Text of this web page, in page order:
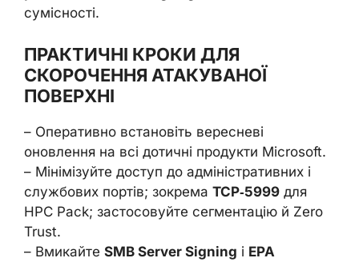
сумісності.
ПРАКТИЧНІ КРОКИ ДЛЯ
СКОРОЧЕННЯ АТАКУВАНОЇ
ПОВЕРХНІ
– Оперативно встановіть вересневі
оновлення на всі дотичні продукти Microsoft.
– Мінімізуйте доступ до адміністративних і
службових портів; зокрема TCP‑5999 для
HPC Pack; застосовуйте сегментацію й Zero
Trust.
– Вмикайте SMB Server Signing і EPA